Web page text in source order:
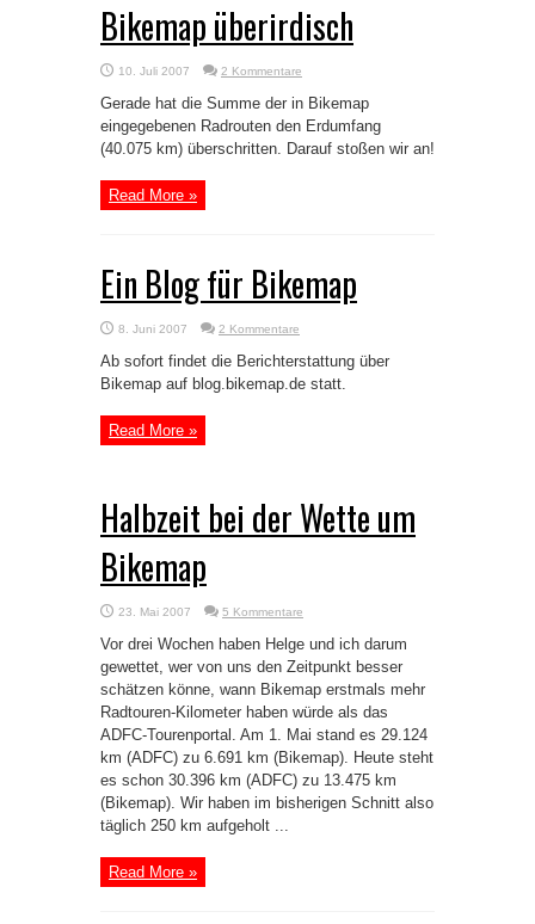
Bikemap überirdisch
10. Juli 2007 2 Kommentare
Gerade hat die Summe der in Bikemap
eingegebenen Radrouten den Erdumfang
(40.075 km) überschritten. Darauf stoßen wir an!
Read More »
Ein Blog für Bikemap
8. Juni 2007 2 Kommentare
Ab sofort findet die Berichterstattung über
Bikemap auf blog.bikemap.de statt.
Read More »
Halbzeit bei der Wette um
Bikemap
23. Mai 2007 5 Kommentare
Vor drei Wochen haben Helge und ich darum
gewettet, wer von uns den Zeitpunkt besser
schätzen könne, wann Bikemap erstmals mehr
Radtouren-Kilometer haben würde als das
ADFC-Tourenportal. Am 1. Mai stand es 29.124
km (ADFC) zu 6.691 km (Bikemap). Heute steht
es schon 30.396 km (ADFC) zu 13.475 km
(Bikemap). Wir haben im bisherigen Schnitt also
täglich 250 km aufgeholt ...
Read More »